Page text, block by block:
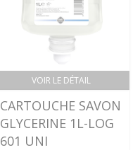
VOIR LE DÉTAIL
CARTOUCHE SAVON
GLYCERINE 1L-LOG
601 UNI